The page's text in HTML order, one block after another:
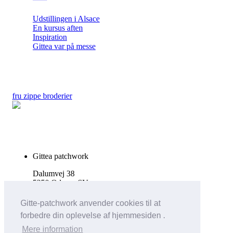
Gitte-patchwork anvender cookies til at
forbedre din oplevelse af hjemmesiden .
Mere information
Udstillingen i Alsace
En kursus aften
Inspiration
Gittea var på messe
fru zippe broderier
Gittea patchwork
Dalumvej 38
5250 Odense SV
Tlf. 27511644
info@gittea.dk